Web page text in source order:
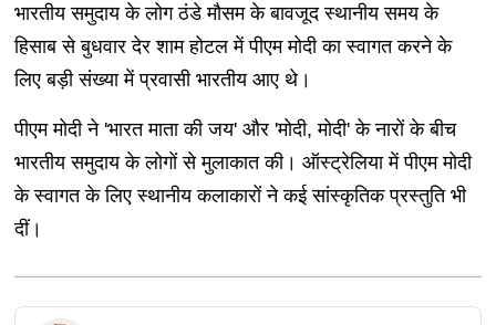
भारतीय समुदाय के लोग ठंडे मौसम के बावजूद स्थानीय समय के
हिसाब से बुधवार देर शाम होटल में पीएम मोदी का स्वागत करने के
लिए बड़ी संख्या में प्रवासी भारतीय आए थे।
पीएम मोदी ने 'भारत माता की जय' और 'मोदी, मोदी' के नारों के बीच
भारतीय समुदाय के लोगों से मुलाकात की। ऑस्ट्रेलिया में पीएम मोदी
के स्वागत के लिए स्थानीय कलाकारों ने कई सांस्कृतिक प्रस्तुति भी
दीं।